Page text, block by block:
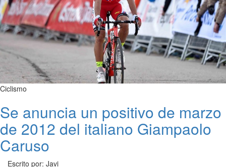
Ciclismo
Se anuncia un positivo de marzo
de 2012 del italiano Giampaolo
Caruso
Escrito por: Javi